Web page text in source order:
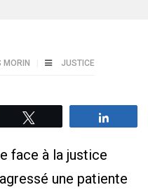
MORIN JUSTICE
face à la justice
une patiente